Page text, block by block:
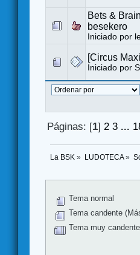
Bets &
besekero
Iniciado por
[Circus
Iniciado por
Páginas: [1] 2 3 ...
La BSK » LUDOTECA»
Tema normal
Tema candente
Tema muy